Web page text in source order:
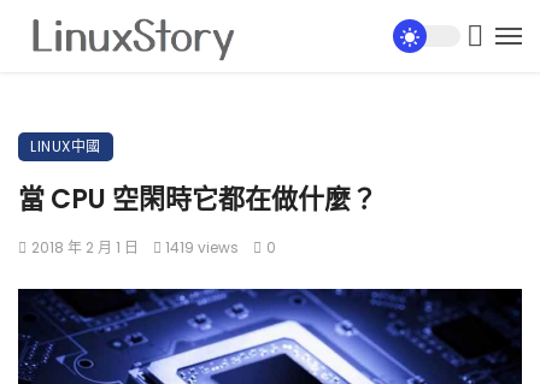
LINUX中國
當 CPU 空閑時它都在做什麼？
2018 年 2 月 1 日 1419 views 0